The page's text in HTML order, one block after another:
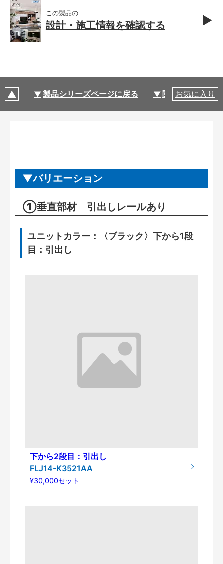
この製品の
設計・施工情報を確認する
製品シリーズページに戻る 関連部材・関連
お気に入り
バリエーション
①垂直部材 引出しレールあり
ユニットカラー：〈ブラック〉下から1段
目：引出し
下から2段目：引出し
FLJ14-K3521AA
¥30,000セット